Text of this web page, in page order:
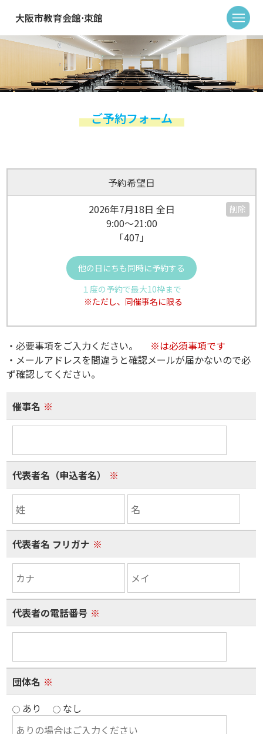
大阪市教育会館⋅東館
ご予約フォーム
予約希望日
2026年7月18日 全日
9:00～21:00
「407」
削除
他の日にちも同時に予約する
１度の予約で最大10枠まで
※ただし、同催事名に限る
・必要事項をご入力ください。
※は必須事項です
・メールアドレスを間違うと確認メールが届かないので必
ず確認してください。
催事名 ※
代表者名（申込者名） ※
代表者名 フリガナ ※
代表者の電話番号 ※
団体名 ※
あり
なし